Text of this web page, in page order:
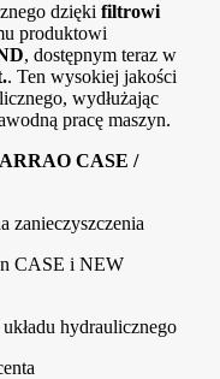
dzięki filtrowi
produktowi
, dostępnym teraz w
. Ten wysokiej jakości
wydłużając
pracę maszyn.
CASE /
zanieczyszczenia
CASE i NEW
hydraulicznego